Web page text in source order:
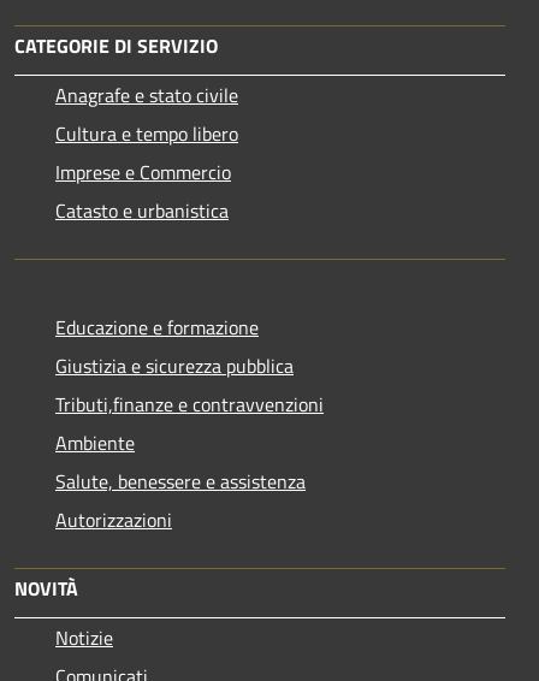
CATEGORIE DI SERVIZIO
Anagrafe e stato civile
Cultura e tempo libero
Imprese e Commercio
Catasto e urbanistica
Educazione e formazione
Giustizia e sicurezza pubblica
Tributi,finanze e contravvenzioni
Ambiente
Salute, benessere e assistenza
Autorizzazioni
NOVITÀ
Notizie